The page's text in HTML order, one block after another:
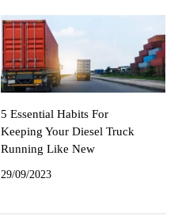
5 Essential Habits For
Keeping Your Diesel Truck
Running Like New
29/09/2023